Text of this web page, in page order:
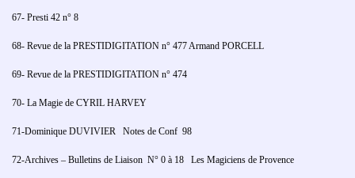
67- Presti 42 n° 8
68- Revue de la PRESTIDIGITATION n° 477 Armand PORCELL
69- Revue de la PRESTIDIGITATION n° 474
70- La Magie de CYRIL HARVEY
71-Dominique DUVIVIER Notes de Conf 98
72-Archives – Bulletins de Liaison N° 0 à 18 Les Magiciens de Provence